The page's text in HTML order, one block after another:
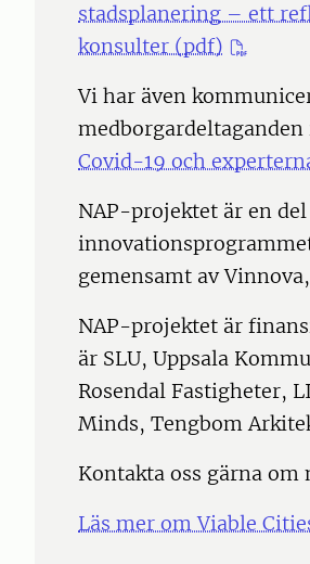
stadsplanering – ett
konsulter (pdf)
Vi har även
Covid-19 och
NAP-projektet är en
gemensamt av
NAP-projektet är
är SLU, Uppsala
Rosendal Fastigheter,
Minds, Tengbom
Kontakta oss gärna
Läs mer om Viable